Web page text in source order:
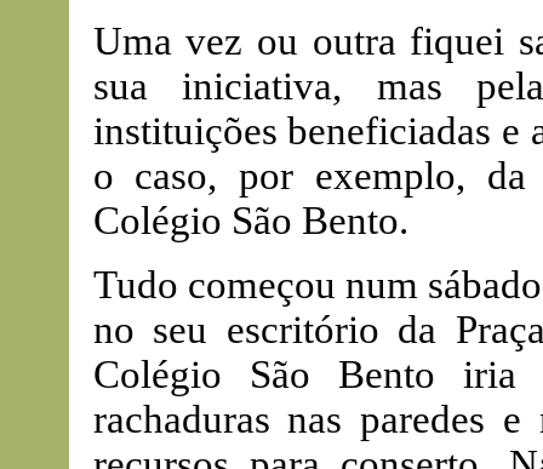
Uma vez ou outra fiquei
sua iniciativa, mas
instituições beneficiadas e
o caso, por exemplo,
Colégio São Bento.
Tudo começou num
no seu escritório da
Colégio São Bento iria
rachaduras nas paredes